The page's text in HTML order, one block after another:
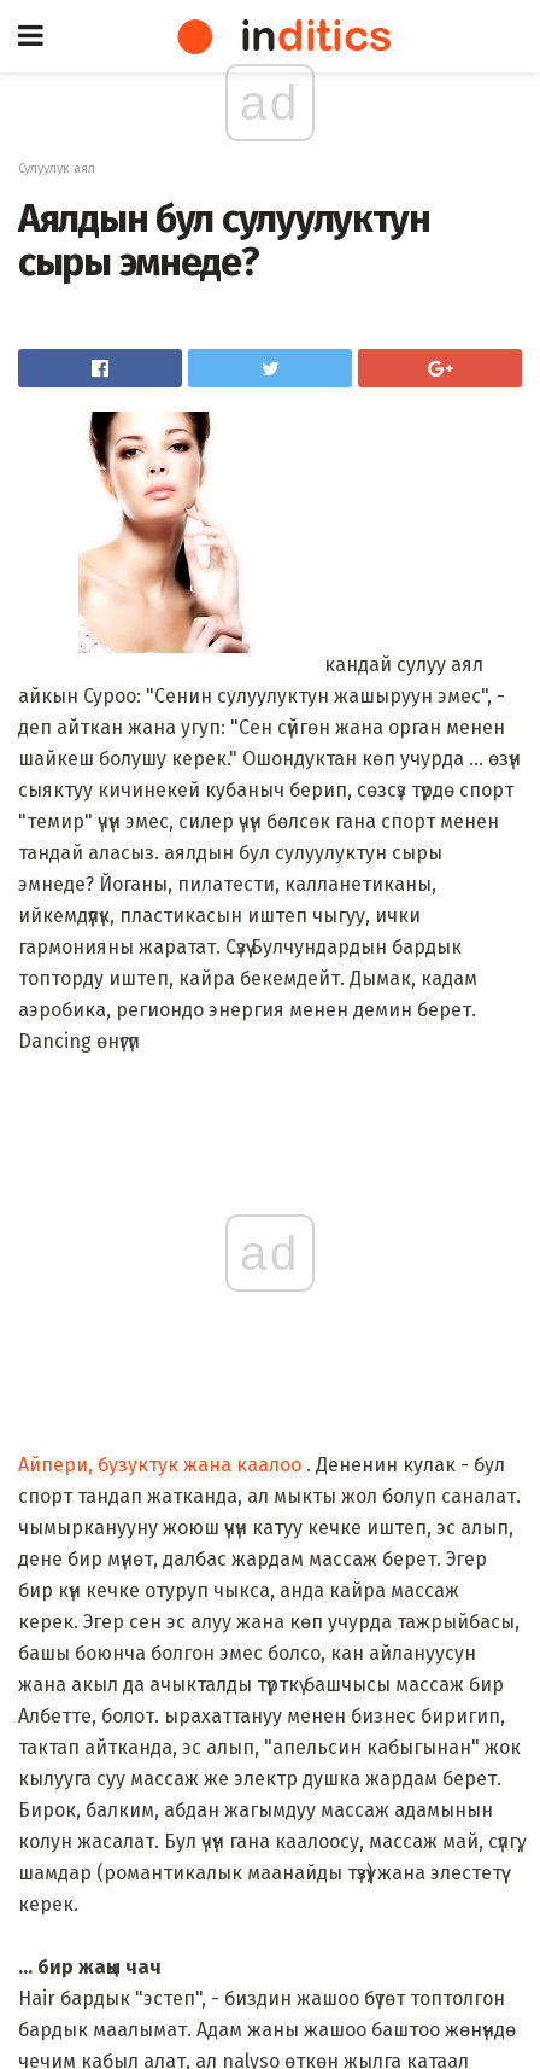
ad
Сулуулук аял
Аялдын бул сулуулуктун
сыры эмнеде?
кандай сулуу аял
айкын Суроо: "Сенин сулуулуктун жашыруун эмес", -
деп айткан жана угуп: "Сен сүйгөн жана орган менен
шайкеш болушу керек." Ошондуктан көп учурда ... өзүн
сыяктуу кичинекей кубаныч берип, сөзсүз түрдө спорт
"темир" үчүн эмес, силер үчүн бөлсөк гана спорт менен
тандай аласыз. аялдын бул сулуулуктун сыры
эмнеде? Йоганы, пилатести, калланетиканы,
ийкемдүүлүк, пластикасын иштеп чыгуу, ички
гармонияны жаратат. Сүзүү Булчундардын бардык
топторду иштеп, кайра бекемдейт. Дымак, кадам
аэробика, региондо энергия менен демин берет.
Dancing өнүгүп
ad
Айпери, бузуктук жана каалоо . Дененин кулак - бул
спорт тандап жатканда, ал мыкты жол болуп саналат.
чымырканууну жоюш үчүн катуу кечке иштеп, эс алып,
дене бир мүнөт, далбас жардам массаж берет. Эгер
бир күн кечке отуруп чыкса, анда кайра массаж
керек. Эгер сен эс алуу жана көп учурда тажрыйбасы,
башы боюнча болгон эмес болсо, кан айлануусун
жана акыл да ачыкталды түрткү башчысы массаж бир
Албетте, болот. ырахаттануу менен бизнес биригип,
тактап айтканда, эс алып, "апельсин кабыгынан" жок
кылууга суу массаж же электр душка жардам берет.
Бирок, балким, абдан жагымдуу массаж адамынын
колун жасалат. Бул үчүн гана каалоосу, массаж май, сүлгү,
шамдар (романтикалык маанайды түзүү) жана элестетүү
керек.
... бир жаңы чач
Hair бардык "эстеп", - биздин жашоо бүтөт топтолгон
бардык маалымат. Адам жаны жашоо баштоо жөнүндө
чечим кабыл алат, ал nalyso өткөн жылга катаал